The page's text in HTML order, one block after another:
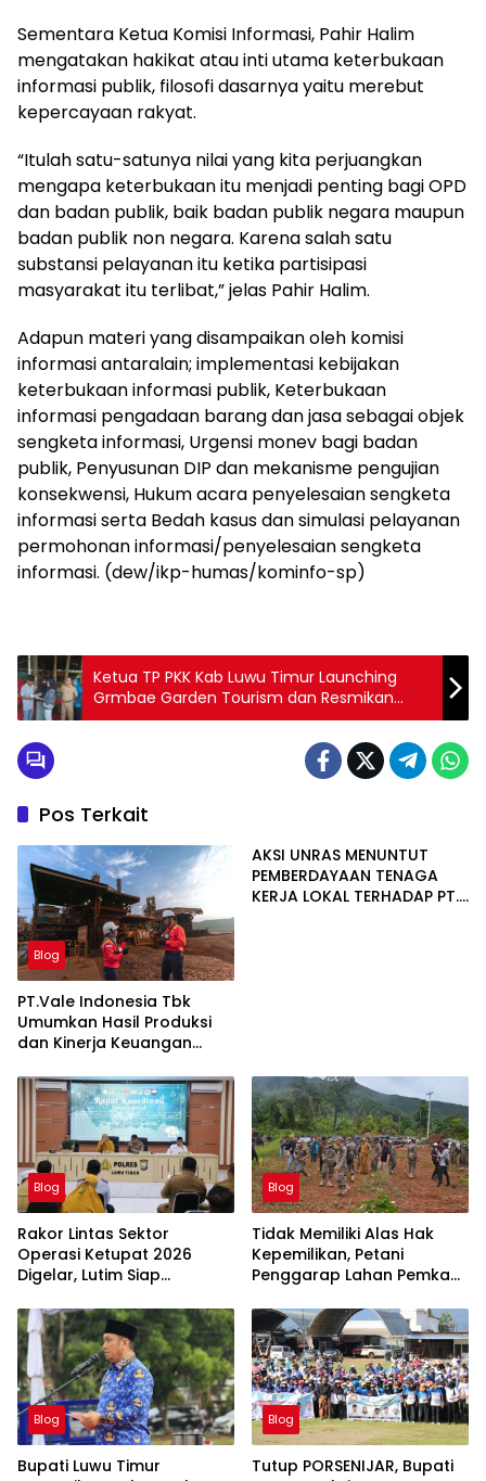
Sementara Ketua Komisi Informasi, Pahir Halim
mengatakan hakikat atau inti utama keterbukaan
informasi publik, filosofi dasarnya yaitu merebut
kepercayaan rakyat.
“Itulah satu-satunya nilai yang kita perjuangkan
mengapa keterbukaan itu menjadi penting bagi OPD
dan badan publik, baik badan publik negara maupun
badan publik non negara. Karena salah satu
substansi pelayanan itu ketika partisipasi
masyarakat itu terlibat,” jelas Pahir Halim.
Adapun materi yang disampaikan oleh komisi
informasi antaralain; implementasi kebijakan
keterbukaan informasi publik, Keterbukaan
informasi pengadaan barang dan jasa sebagai objek
sengketa informasi, Urgensi monev bagi badan
publik, Penyusunan DIP dan mekanisme pengujian
konsekwensi, Hukum acara penyelesaian sengketa
informasi serta Bedah kasus dan simulasi pelayanan
permohonan informasi/penyelesaian sengketa
informasi. (dew/ikp-humas/kominfo-sp)
Ketua TP PKK Kab Luwu Timur Launching
Grmbae Garden Tourism dan Resmikan
Bangunan Green House Gembar
Pos Terkait
Blog
PT.Vale Indonesia Tbk
Umumkan Hasil Produksi
dan Kinerja Keuangan
AKSI UNRAS MENUNTUT
PEMBERDAYAAN TENAGA
KERJA LOKAL TERHADAP PT.
Blog
Rakor Lintas Sektor
Operasi Ketupat 2026
Digelar, Lutim Siap
Lebaran
Blog
Tidak Memiliki Alas Hak
Kepemilikan, Petani
Penggarap Lahan Pemkab
Ganti Rugi Tanah
Blog
Bupati Luwu Timur
Blog
Tutup PORSENIJAR, Bupati